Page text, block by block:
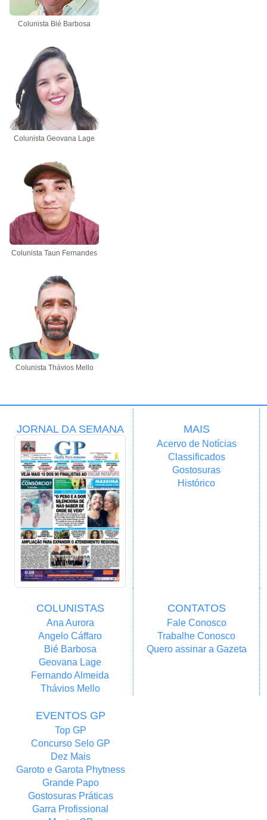
Colunista Bié Barbosa
Colunista Geovana Lage
Colunista Taun Fernandes
Colunista Thávios Mello
JORNAL DA SEMANA MAIS
Acervo de Notícias
Classificados
Gostosuras
Histórico
COLUNISTAS
Ana Aurora
Angelo Cáffaro
Bié Barbosa
Geovana Lage
Fernando Almeida
Thávios Mello
CONTATOS
Fale Conosco
Trabalhe Conosco
Quero assinar a Gazeta
EVENTOS GP
Top GP
Concurso Selo GP
Dez Mais
Garoto e Garota Phytness
Grande Papo
Gostosuras Práticas
Garra Profissional